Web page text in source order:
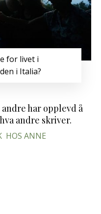
for livet i
i Italia?
har opplevd å
andre skriver.
HOS ANNE